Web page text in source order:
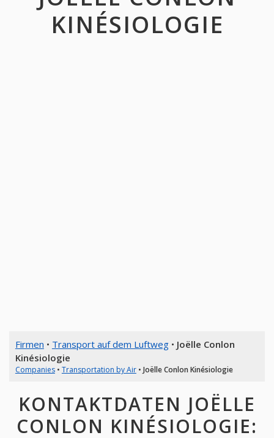
KINÉSIOLOGIE
Firmen • Transport auf dem Luftweg• Joëlle Conlon
Kinésiologie
Companies• Transportation by Air• Joëlle Conlon Kinésiologie
KONTAKTDATEN JOËLLE
CONLON KINÉSIOLOGIE: